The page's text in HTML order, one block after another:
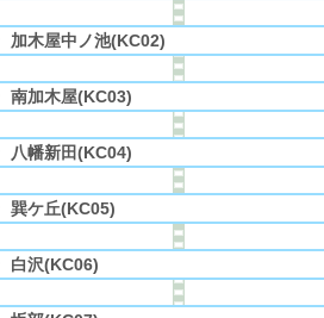
加木屋中ノ池(KC02)
南加木屋(KC03)
八幡新田(KC04)
巽ケ丘(KC05)
白沢(KC06)